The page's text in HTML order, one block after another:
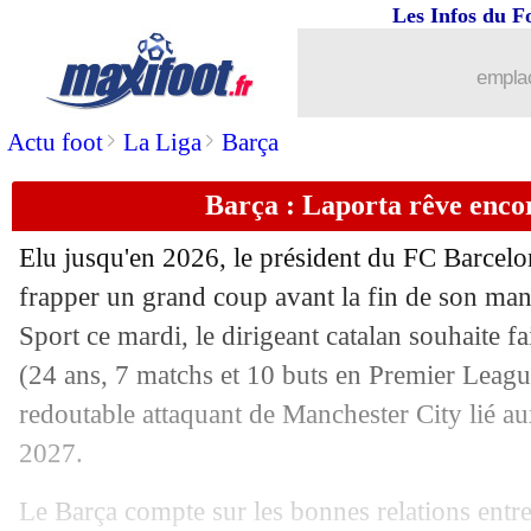
Actu foot> La Liga> Barça
Les Infos du
Barça : Laporta rêve
Elu jusqu'en 2026, le président du FC
frapper un grand coup avant la fin de son
Sport ce mardi, le dirigeant catalan souhaite
(24 ans, 7 matchs et 10 buts en Premier
redoutable attaquant de Manchester City lié
2027.
Le Barça compte sur les bonnes relations
CAN 2025 : RD Congo et Sénégal
15/10 Atalanta: l'enfance difficile de
Bayern: Davies sur les tablettes de
15/10 Real: Mbappé effacé, le club
15/10 Espagne: racisme, Williams répond
15/10 Affaire Mbappé : le Real est serein
15/10 Nantes: Lepenant savoure sa bonne
: pourquoi Enrique n'a pas fêté